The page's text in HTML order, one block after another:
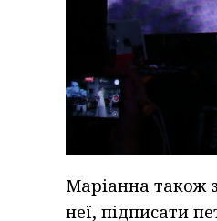
Маріанна також
неї, підписати